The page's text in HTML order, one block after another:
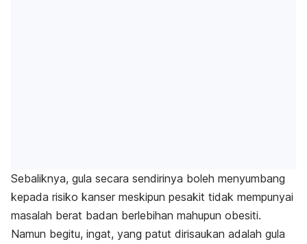
Sebaliknya, gula secara sendirinya boleh menyumbang
kepada risiko kanser meskipun pesakit tidak mempunyai
masalah berat badan berlebihan mahupun obesiti.
Namun begitu, ingat, yang patut dirisaukan adalah gula